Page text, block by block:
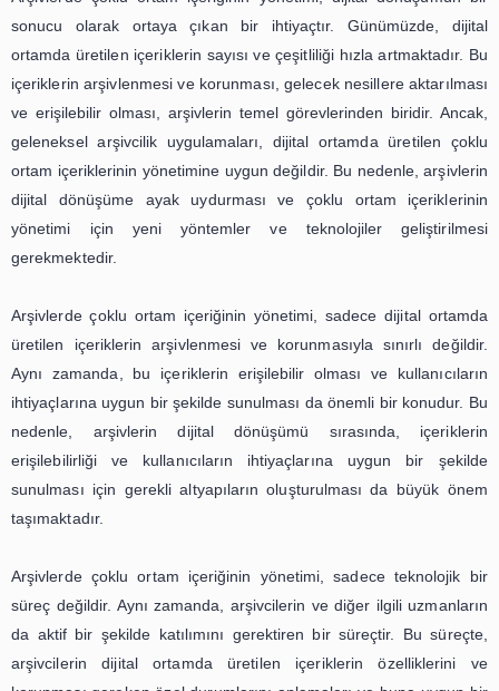
erişimi, arşivlerin en önemli konularından biridir. Bu
fiziksel ve dijital olarak korunması, uzun vadeli
gerektirmektedir. Ayrıca, içeriklerin dijital olarak
indekslenmesi, erişimin kolaylaştırılmasını
nedenle, arşivlerin gelecek nesillere aktarılması ve
tarihinin korunması için çoklu ortam içeriklerinin
erişiminin sağlanması büyük önem taşımaktadır.
Dijital Dönüşüm ve Arşivlerde
Ortam İçeriğinin Yönetimi
Dijital dönüşüm çağı, teknolojinin hızla
hayatımızın her alanında büyük bir değişim yarattı.
özellikle bilgi ve iletişim teknolojileri alanında büyük bir
ve geleneksel arşivcilik uygulamalarını da
dönüşümün bir sonucu olarak önemli bir konu
Fotoğraf, video ve ses kayıtlarının korunması ve
temel görevlerinden biri olarak kabul edilmektedir.